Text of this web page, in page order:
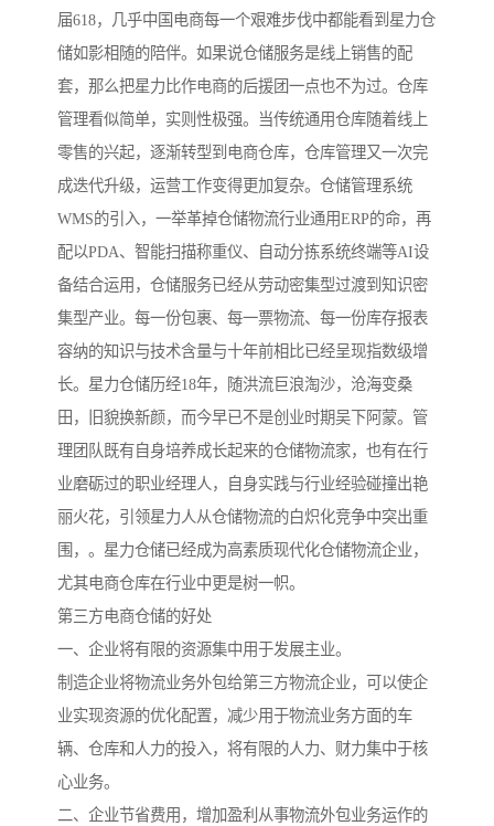
届618，几乎中国电商每一个艰难步伐中都能看到星力仓
储如影相随的陪伴。如果说仓储服务是线上销售的配
套，那么把星力比作电商的后援团一点也不为过。仓库
管理看似简单，实则性极强。当传统通用仓库随着线上
零售的兴起，逐渐转型到电商仓库，仓库管理又一次完
成迭代升级，运营工作变得更加复杂。仓储管理系统
WMS的引入，一举革掉仓储物流行业通用ERP的命，再
配以PDA、智能扫描称重仪、自动分拣系统终端等AI设
备结合运用，仓储服务已经从劳动密集型过渡到知识密
集型产业。每一份包裹、每一票物流、每一份库存报表
容纳的知识与技术含量与十年前相比已经呈现指数级增
长。星力仓储历经18年，随洪流巨浪淘沙，沧海变桑
田，旧貌换新颜，而今早已不是创业时期吴下阿蒙。管
理团队既有自身培养成长起来的仓储物流家，也有在行
业磨砺过的职业经理人，自身实践与行业经验碰撞出艳
丽火花，引领星力人从仓储物流的白炽化竞争中突出重
围，。星力仓储已经成为高素质现代化仓储物流企业，
尤其电商仓库在行业中更是树一帜。
第三方电商仓储的好处
一、企业将有限的资源集中用于发展主业。
制造企业将物流业务外包给第三方物流企业，可以使企
业实现资源的优化配置，减少用于物流业务方面的车
辆、仓库和人力的投入，将有限的人力、财力集中于核
心业务。
二、企业节省费用，增加盈利从事物流外包业务运作的